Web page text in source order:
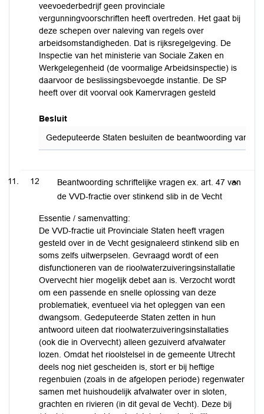
veevoederbedrijf geen provinciale
vergunningvoorschriften heeft overtreden. Het gaat bij
deze schepen over naleving van regels over
arbeidsomstandigheden. Dat is rijksregelgeving. De
Inspectie van het ministerie van Sociale Zaken en
Werkgelegenheid (de voormalige Arbeidsinspectie) is
daarvoor de beslissingsbevoegde instantie. De SP
heeft over dit voorval ook Kamervragen gesteld
Besluit
Gedeputeerde Staten besluiten de beantwoording van
12
Beantwoording schriftelijke vragen ex. art. 47 van
de VVD-fractie over stinkend slib in de Vecht
Essentie / samenvatting:
De VVD-fractie uit Provinciale Staten heeft vragen
gesteld over in de Vecht gesignaleerd stinkend slib en
soms zelfs uitwerpselen. Gevraagd wordt of een
disfunctioneren van de rioolwaterzuiveringsinstallatie
Overvecht hier mogelijk debet aan is. Verzocht wordt
om een passende en snelle oplossing van deze
problematiek, eventueel via het opleggen van een
dwangsom. Gedeputeerde Staten zetten in hun
antwoord uiteen dat rioolwaterzuiveringsinstallaties
(ook die in Overvecht) alleen gezuiverd afvalwater
lozen. Omdat het rioolstelsel in de gemeente Utrecht
deels nog niet gescheiden is, stort er bij heftige
regenbuien (zoals in de afgelopen periode) regenwater
samen met huishoudelijk afvalwater over in sloten,
grachten en rivieren (in dit geval de Vecht). Deze bij